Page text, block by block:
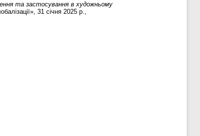
та застосування в художньому
31 січня 2025 р.,